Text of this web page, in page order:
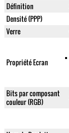
Définition
Densité (PPP)
Verre
Propriété Ecran
Bits par composant
couleur (RGB)